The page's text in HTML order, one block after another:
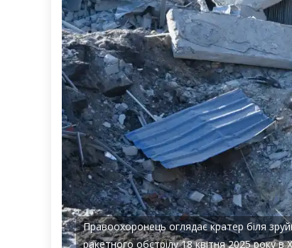
Правоохоронець оглядає кратер біля
ракетного обстрілу 18 квітня 2025 року в